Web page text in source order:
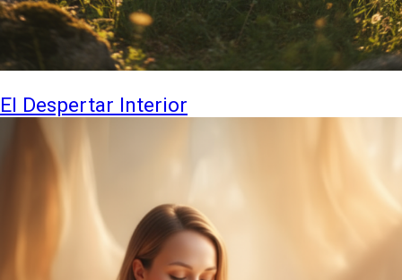
El Despertar Interior